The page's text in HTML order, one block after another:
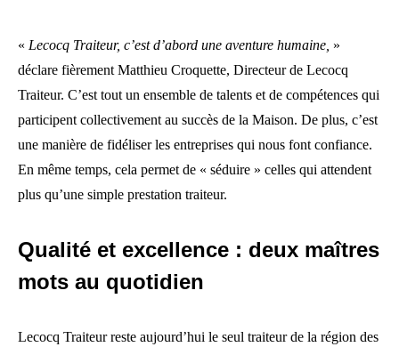
« Lecocq Traiteur, c’est d’abord une aventure humaine, »
déclare fièrement Matthieu Croquette, Directeur de Lecocq
Traiteur. C’est tout un ensemble de talents et de compétences qui
participent collectivement au succès de la Maison. De plus, c’est
une manière de fidéliser les entreprises qui nous font confiance.
En même temps, cela permet de « séduire » celles qui attendent
plus qu’une simple prestation traiteur.
Qualité et excellence : deux maîtres
mots au quotidien
Lecocq Traiteur reste aujourd’hui le seul traiteur de la région des